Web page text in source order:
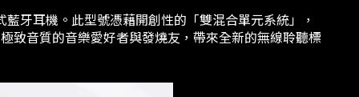
牙耳機。此型號憑藉開創性的「雙混合單元系統」，
致音質的音樂愛好者與發燒友，帶來全新的無線聆聽標